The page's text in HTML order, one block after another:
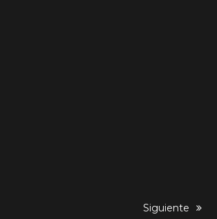
next
Siguiente